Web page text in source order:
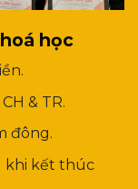
học
& TR.
đông.
khi kết thúc